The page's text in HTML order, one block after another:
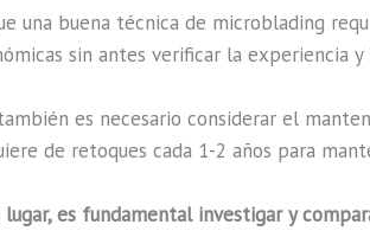
una buena técnica de microblading
sin antes verificar la experiencia
es necesario considerar el
de retoques cada 1-2 años para
es fundamental investigar y